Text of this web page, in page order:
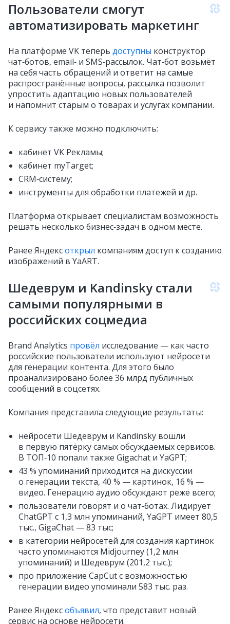
Пользователи смогут
автоматизировать маркетинг
На платформе VK теперь доступны конструктор
чат‑ботов, email‑ и SMS‑рассылок. Чат‑бот возьмёт
на себя часть обращений и ответит на самые
распространённые вопросы, рассылка позволит
упростить адаптацию новых пользователей
и напомнит старым о товарах и услугах компании.
К сервису также можно подключить:
кабинет VK Рекламы;
кабинет myTarget;
CRM‑систему;
инструменты для обработки платежей и др.
Платформа открывает специалистам возможность
решать несколько бизнес‑задач в одном месте.
Ранее Яндексоткрыл компаниям доступ к созданию
изображений в YaART.
Шедеврум и Kandinsky стали
самыми популярными в
российских соцмедиа
Brand Analytics провёл исследование — как часто
российские пользователи используют нейросети
для генерации контента. Для этого было
проанализировано более 36 млрд публичных
сообщений в соцсетях.
Компания представила следующие результаты:
нейросети Шедеврум и Kandinsky вошли
в первую пятёрку самых обсуждаемых сервисов.
В ТОП‑10 попали также Gigachat и YaGPT;
43 % упоминаний приходится на дискуссии
о генерации текста, 40 % — картинок, 16 % —
видео. Генерацию аудио обсуждают реже всего;
пользователи говорят и о чат‑ботах. Лидирует
ChatGPT c 1,3 млн упоминаний, YaGPT имеет 80,5
тыс., GigaChat — 83 тыс;
в категории нейросетей для создания картинок
часто упоминаются Midjourney (1,2 млн
упоминаний) и Шедеврум (201,2 тыс.);
про приложение CapCut с возможностью
генерации видео упоминали 583 тыс. раз.
Ранее Яндексобъявил, что представит новый
сервис на основе нейросети.